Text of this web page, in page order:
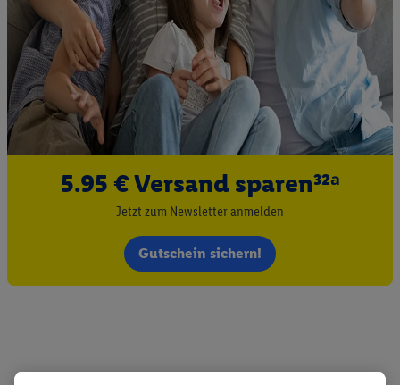
5.95 € Versand sparen³²ᵃ
Jetzt zum Newsletter anmelden
Gutschein sichern!